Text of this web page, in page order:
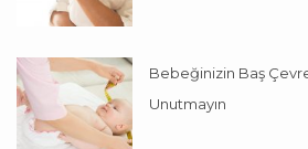
Bebeğinizin Baş
Unutmayın